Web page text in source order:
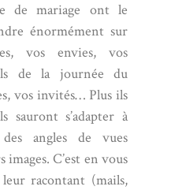
de mariage ont le
énormément sur
vos envies, vos
de la journée du
vos invités… Plus ils
sauront s’adapter à
angles de vues
C’est en vous
racontant (mails,